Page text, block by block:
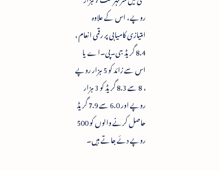
روپے ، اس کے علاوہ
امتیازی کامیابی پر رقمی انعام ،
8.4 گریڈ جی۔پی۔اے یا
اس سے زائد کو 5 ہزار روپے
، 8 سے 8.3 گریڈ کو 3 ہزار
روپے اور 6.0 سے 7.9 گریڈ
حاصل کرنے والوں کو 500
روپے دئے جاتے ہیں۔